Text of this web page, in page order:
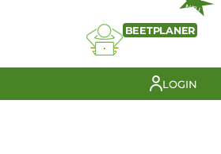
NEU
BEETPLANER
LOGIN